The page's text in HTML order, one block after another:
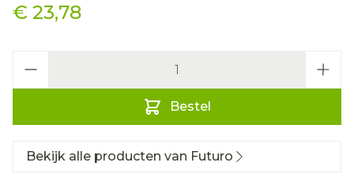
€ 23,78
Bestel
Bekijk alle producten van Futuro